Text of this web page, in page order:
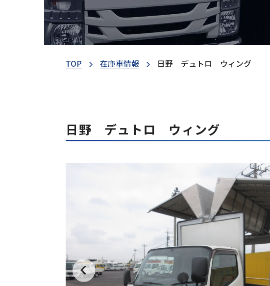
TOP 在庫車情報 日野 デュトロ ウィング
日野 デュトロ ウィング